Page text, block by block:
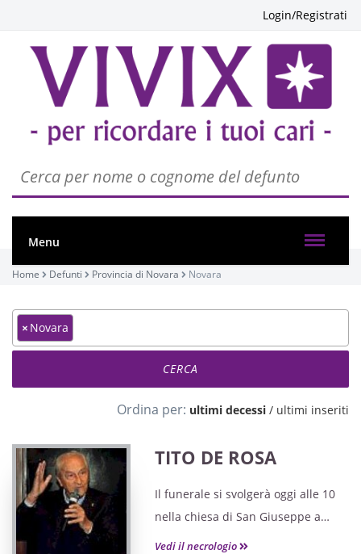
Login/Registrati
Menu
Home Defunti Provincia di Novara Novara
× Novara
Ordina per: ultimi decessi / ultimi inseriti
TITO DE ROSA
Il funerale si svolgerà oggi alle 10
nella chiesa di San Giuseppe a
Novara.
Vedi il necrologio